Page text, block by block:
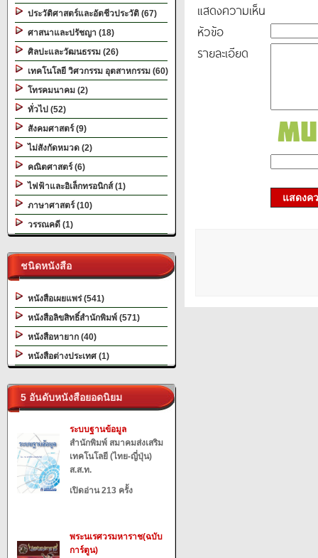
ประวัติศาสตร์และอัตชีวประวัติ (67)
ศาสนาและปรัชญา (18)
ศิลปะและวัฒนธรรม (26)
เทคโนโลยี วิศวกรรม อุตสาหกรรม (60)
โทรคมนาคม (2)
ทั่วไป (52)
สังคมศาสตร์ (9)
ไม่สังกัดหมวด (2)
คณิตศาสตร์ (6)
ไฟฟ้าและอิเล็กทรอนิกส์ (1)
ภาษาศาสตร์ (10)
วรรณคดี (1)
ชนิดหนังสือ
หนังสือเผยแพร่ (541)
หนังสือลิขสิทธิ์สำนักพิมพ์ (571)
หนังสือหายาก (40)
หนังสือต่างประเทศ (1)
5 อันดับหนังสือยอดนิยม
ระบบฐานข้อมูล
สำนักพิมพ์ สมาคมส่งเสริม
เทคโนโลยี (ไทย-ญี่ปุ่น)
ส.ส.ท.
เปิดอ่าน 213 ครั้ง
พระนเรศวรมหาราช(ฉบับ
การ์ตูน)
แสดงความเห็น
หัวข้อ
รายละเอียด
แสดงค